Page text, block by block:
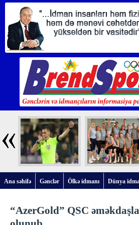
Ana səhifə Gənclər Ölkə idmanı Dünya
“AzerGold” QSC